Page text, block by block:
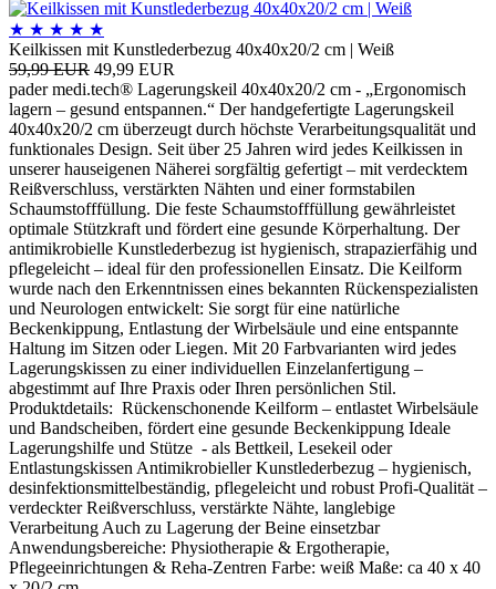
★ ★ ★ ★ ★
Keilkissen mit Kunstlederbezug 40x40x20/2 cm | Weiß
59,99 EUR 49,99 EUR
pader medi.tech® Lagerungskeil 40x40x20/2 cm - „Ergonomisch
lagern – gesund entspannen.“ Der handgefertigte Lagerungskeil
40x40x20/2 cm überzeugt durch höchste Verarbeitungsqualität und
funktionales Design. Seit über 25 Jahren wird jedes Keilkissen in
unserer hauseigenen Näherei sorgfältig gefertigt – mit verdecktem
Reißverschluss, verstärkten Nähten und einer formstabilen
Schaumstofffüllung. Die feste Schaumstofffüllung gewährleistet
optimale Stützkraft und fördert eine gesunde Körperhaltung. Der
antimikrobielle Kunstlederbezug ist hygienisch, strapazierfähig und
pflegeleicht – ideal für den professionellen Einsatz. Die Keilform
wurde nach den Erkenntnissen eines bekannten Rückenspezialisten
und Neurologen entwickelt: Sie sorgt für eine natürliche
Beckenkippung, Entlastung der Wirbelsäule und eine entspannte
Haltung im Sitzen oder Liegen. Mit 20 Farbvarianten wird jedes
Lagerungskissen zu einer individuellen Einzelanfertigung –
abgestimmt auf Ihre Praxis oder Ihren persönlichen Stil.
Produktdetails: Rückenschonende Keilform – entlastet Wirbelsäule
und Bandscheiben, fördert eine gesunde Beckenkippung Ideale
Lagerungshilfe und Stütze - als Bettkeil, Lesekeil oder
Entlastungskissen Antimikrobieller Kunstlederbezug – hygienisch,
desinfektionsmittelbeständig, pflegeleicht und robust Profi-Qualität –
verdeckter Reißverschluss, verstärkte Nähte, langlebige
Verarbeitung Auch zu Lagerung der Beine einsetzbar
Anwendungsbereiche: Physiotherapie & Ergotherapie,
Pflegeeinrichtungen & Reha-Zentren Farbe: weiß Maße: ca 40 x 40